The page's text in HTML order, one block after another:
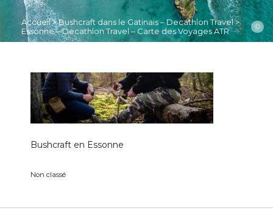
Accueil>Bushcraft dans le Gatinais – Decathlon Travel>
Essonne – Decathlon Travel – Carte des Voyages ATR
©
Bushcraft en Essonne
Non classé